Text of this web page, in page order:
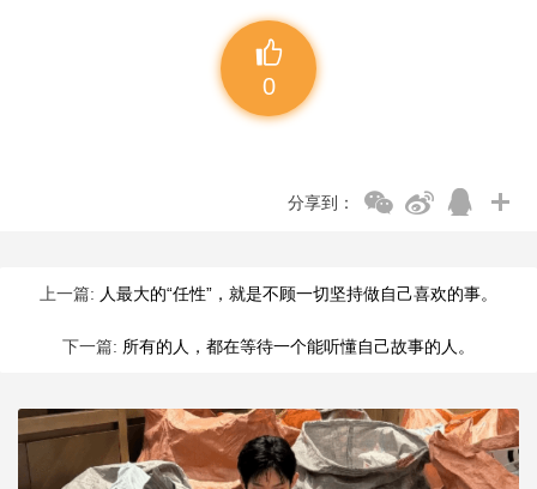
0
分享到：
上一篇: 人最大的“任性”，就是不顾一切坚持做自己喜欢的事。
下一篇: 所有的人，都在等待一个能听懂自己故事的人。